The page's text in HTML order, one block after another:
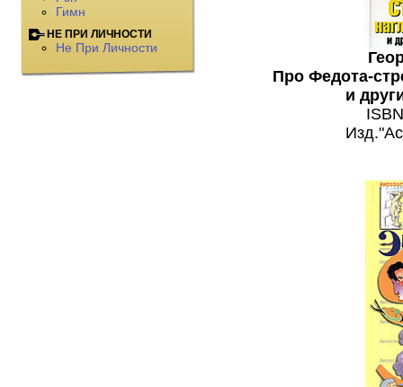
Про Федота-
и
Гимн
НЕ ПРИ ЛИЧНОСТИ
Не При Личности